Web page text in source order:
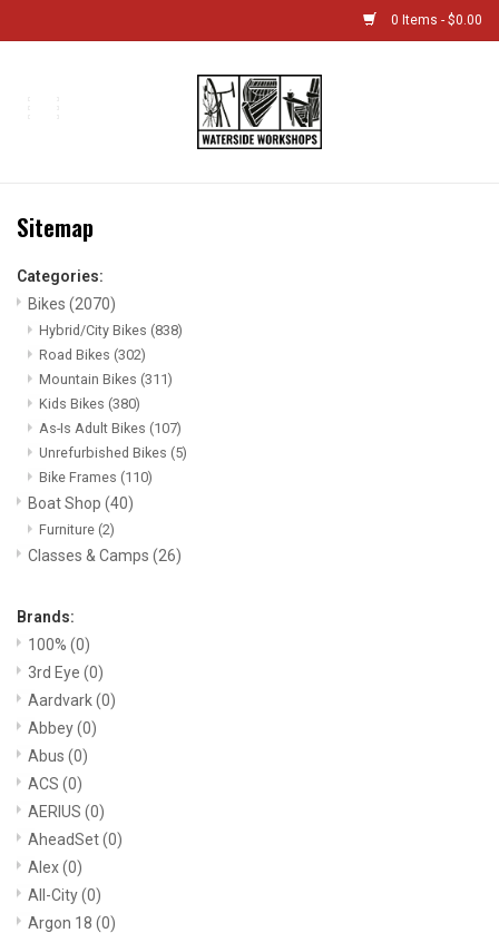
0 Items - $0.00
Boat Shop
Classes & Camps
Gift cards
Bike Sizing Guide
Bike Repair
Sitemap
Categories:
Bikes (2070)
Hybrid/City Bikes (838)
Road Bikes (302)
Mountain Bikes (311)
Kids Bikes (380)
As-Is Adult Bikes (107)
Unrefurbished Bikes (5)
Bike Frames (110)
Boat Shop (40)
Furniture (2)
Classes & Camps (26)
Brands:
100% (0)
3rd Eye (0)
Aardvark(0)
Abbey(0)
Abus (0)
ACS (0)
AERIUS (0)
AheadSet(0)
Alex(0)
All-City(0)
Argon 18 (0)